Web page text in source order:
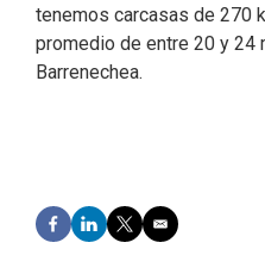
tenemos carcasas de 270
promedio de entre 20 y 24
Barrenechea.
F
a
L
i
T
w
E
m